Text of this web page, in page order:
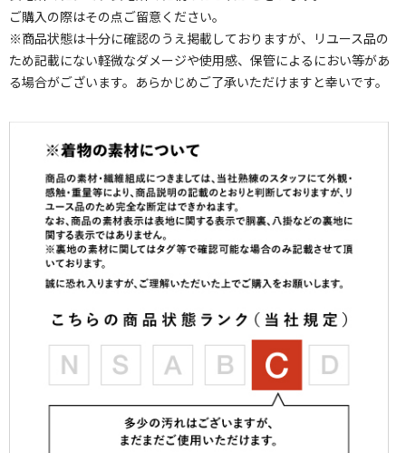
ご購入の際はその点ご留意ください。
※商品状態は十分に確認のうえ掲載しておりますが、リユース品の
ため記載にない軽微なダメージや使用感、保管によるにおい等があ
る場合がございます。あらかじめご了承いただけますと幸いです。